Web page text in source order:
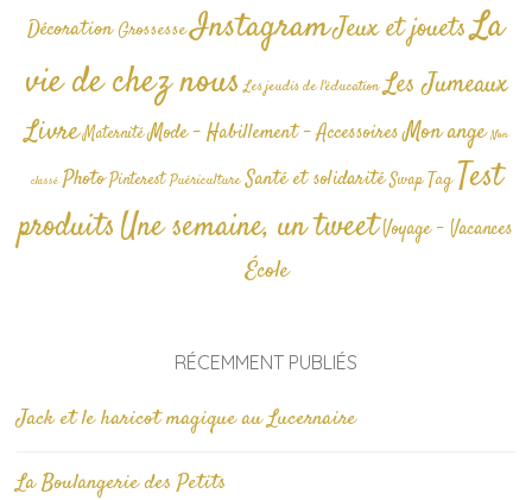
Décoration GrossesseInstagramJeux et jouetsLa
vie de chez nous Les jeudis de l'éducation Les Jumeaux
Livre Maternité Mode - Habillement - AccessoiresMon ange Non
classé Photo Pinterest Puériculture Santé et solidarité Swap TagTest
produitsUne semaine, un tweetVoyage - Vacances
École
RÉCEMMENT PUBLIÉS
Jack et le haricot magique au Lucernaire
La Boulangerie des Petits